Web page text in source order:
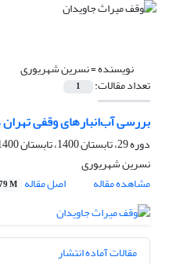
نویسنده =نسرین شهریوری
تعداد مقالات: 1
بررسی آب‌انبارهای وقفی تهران
دوره 29، تابستان 1400، تابستان 1400، صفحه
نسرین شهریوری
مشاهده مقاله
اصل مقاله M
مقالات آماده انتشار